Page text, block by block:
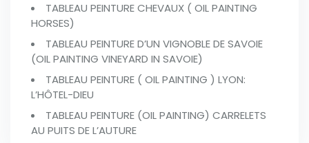
TABLEAU PEINTURE CHEVAUX ( OIL PAINTING
HORSES)
TABLEAU PEINTURE D’UN VIGNOBLE DE SAVOIE
(OIL PAINTING VINEYARD IN SAVOIE)
TABLEAU PEINTURE ( OIL PAINTING ) LYON:
L’HÔTEL-DIEU
TABLEAU PEINTURE (OIL PAINTING) CARRELETS
AU PUITS DE L’AUTURE